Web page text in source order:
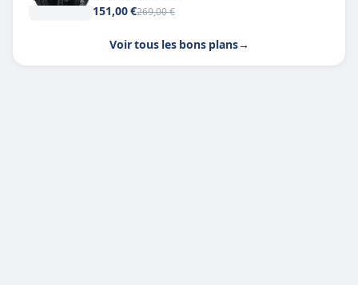
151,00 €269,00 €
Voir tous les bons plans→